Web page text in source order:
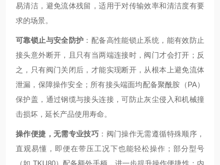
易清洁，避免流体残留，适用于对传输效率和清洁度有要
求的场景。
可靠锁止与安全防护 ：配备高性能锁止系统，能有效防止
接头意外断开，且只有当两端连接时，阀门才会打开；反
之，只有阀门关闭后，才能实现断开，从根本上避免流体
泄漏，保障操作安全；所有接头端面均配备聚酰胺（PA）
保护盖，通过钢缆与接头连接，可防止灰尘侵入和机械撞
击损坏，延长产品使用寿命。
操作便捷，无需专业技巧 ：阀门操作无需遵循特殊顺序，
直观易懂，即便在带压工况下也能轻松操作；部分型号
（如 TKU80）配备额外手柄，进一步提升操作便捷性；内